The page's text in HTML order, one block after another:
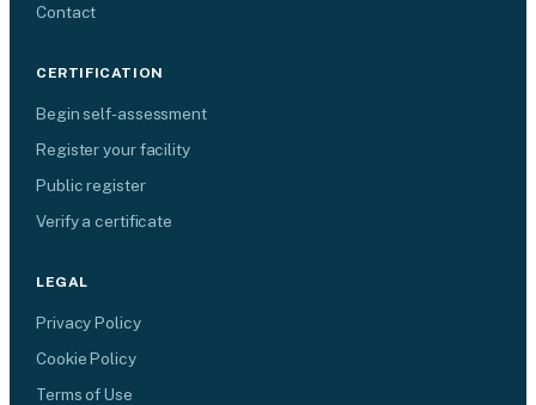
Contact
CERTIFICATION
Begin self-assessment
Register your facility
Public register
Verify a certificate
LEGAL
Privacy Policy
Cookie Policy
Terms of Use